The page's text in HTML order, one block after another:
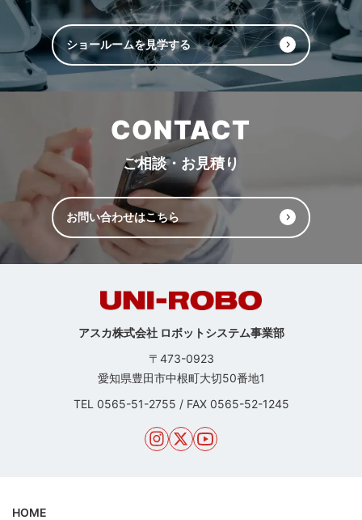
ショールームを見学する
CONTACT
ご相談・お見積り
お問い合わせはこちら
アスカ株式会社 ロボットシステム事業部
〒473-0923
愛知県豊田市中根町大切50番地1
TEL 0565-51-2755 / FAX 0565-52-1245
HOME